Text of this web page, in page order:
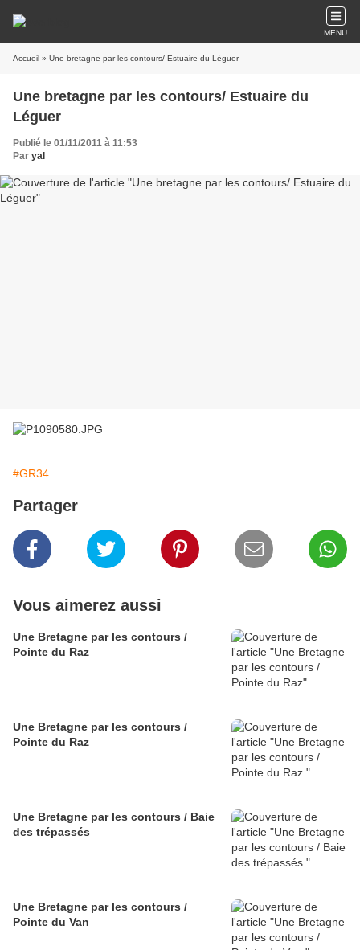
MENU
Accueil » Une bretagne par les contours/ Estuaire du Léguer
Une bretagne par les contours/ Estuaire du
Léguer
Publié le 01/11/2011 à 11:53
Par yal
#GR34
Partager
Vous aimerez aussi
Une Bretagne par les contours /
Pointe du Raz
Une Bretagne par les contours /
Pointe du Raz
Une Bretagne par les contours / Baie
des trépassés
Une Bretagne par les contours /
Pointe du Van